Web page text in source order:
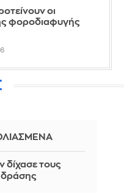
οι
φοροδιαφυγής
δίχασε τους
δράσης